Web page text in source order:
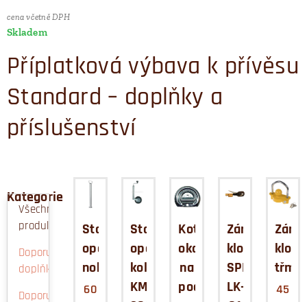
cena včetně DPH
Skladem
Příplatková výbava k přívěsu
Standard – doplňky a
příslušenství
Kategorie
Všechny
produkty
Doporučené
doplňky
Doporučené
Stavitelná
opěrná
noha
60
Stavitelné
opěrné
kolečko
KM-
Kotvící
oko
na
podlaze
Zámek
kloubu
SPP
LK-
45